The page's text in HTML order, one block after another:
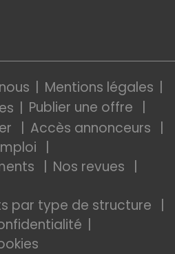
Mentions légales
Publier une offre
Accès annonceurs
Nos revues
par type de structure